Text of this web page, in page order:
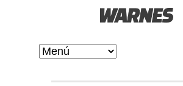
contenido
W